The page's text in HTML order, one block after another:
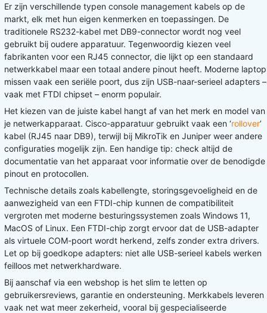
Er zijn verschillende typen console management kabels op de
markt, elk met hun eigen kenmerken en toepassingen. De
traditionele RS232-kabel met DB9-connector wordt nog veel
gebruikt bij oudere apparatuur. Tegenwoordig kiezen veel
fabrikanten voor een RJ45 connector, die lijkt op een standaard
netwerkkabel maar een totaal andere pinout heeft. Moderne
missen vaak een seriële poort, dus zijn USB-naar-serieel adapters –
vaak met FTDI chipset – enorm populair.
Het kiezen van de juiste kabel hangt af van het merk en model van
je netwerkapparaat. Cisco-apparatuur gebruikt vaak een ‘rollover’
kabel (RJ45 naar DB9), terwijl bij MikroTik en Juniper weer andere
configuraties mogelijk zijn. Een handige tip: check altijd de
documentatie van het apparaat voor informatie over de benodigde
pinout en protocollen.
Technische details zoals kabellengte, storingsgevoeligheid en de
aanwezigheid van een FTDI-chip kunnen de compatibiliteit
vergroten met moderne besturingssystemen zoals Windows 11,
MacOS of Linux. Een FTDI-chip zorgt ervoor dat de USB-adapter
als virtuele COM-poort wordt herkend, zelfs zonder extra drivers.
Let op bij goedkope adapters: niet alle USB-serieel kabels werken
feilloos met netwerkhardware.
Bij aanschaf via een webshop is het slim te letten op
gebruikersreviews, garantie en ondersteuning. Merkkabels leveren
vaak net wat meer zekerheid, vooral bij gespecialiseerde